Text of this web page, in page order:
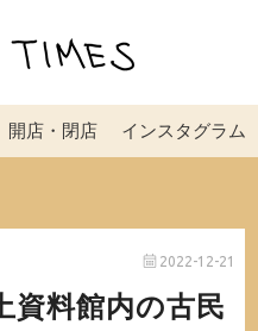
開店・閉店 インスタグラム
2022-12-21
資料館内の古民